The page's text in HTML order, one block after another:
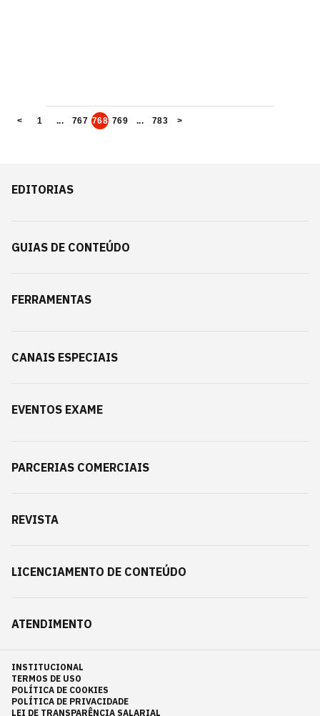
< 1 ... 767 768 769 ... 783 >
EDITORIAS
GUIAS DE CONTEÚDO
FERRAMENTAS
CANAIS ESPECIAIS
EVENTOS EXAME
PARCERIAS COMERCIAIS
REVISTA
LICENCIAMENTO DE CONTEÚDO
ATENDIMENTO
INSTITUCIONAL
TERMOS DE USO
POLÍTICA DE COOKIES
POLÍTICA DE PRIVACIDADE
LEI DE TRANSPARÊNCIA SALARIAL